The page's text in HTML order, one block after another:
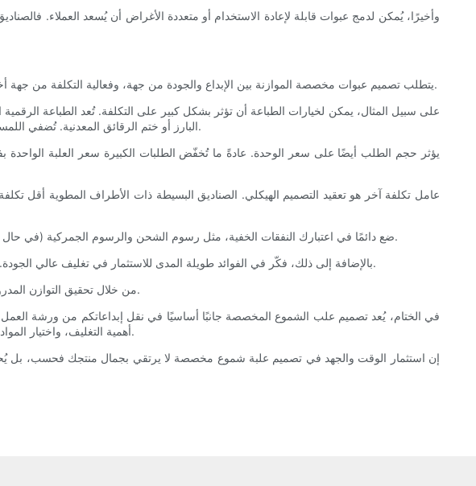
وأخيرًا، يُمكن لدمج عبوات قابلة لإعادة الاستخدام أو متعددة الأغراض أن يُسعد العملاء.
يتطلب تصميم عبوات مخصصة الموازنة بين الإبداع والجودة من جهة، وفعالية التكلفة من جهة أخرى. يساعد تحديد ميزانيتك مبكرًا في اتخاذ قرارات مدروسة بشأن المواد وتقنيات الطباعة وتعقيدات العبوات وكميات الطلبات.
على سبيل المثال، يمكن لخيارات الطباعة أن تؤثر بشكل كبير على التكلفة. تُعد الطباعة الرقمية
البارز أو ختم الرقائق المعدنية. تُضفي اللمسات النهائية الخاصة فخامةً، ولكنها تزيد التكاليف أيضًا. قيّم ما إذا كانت القيمة المضافة تبرر التكلفة بناءً على السوق المستهدف.
يؤثر حجم الطلب أيضًا على سعر الوحدة. عادةً ما تُخفّض الطلبات الكبيرة سعر العلبة
عامل تكلفة آخر هو تعقيد التصميم الهيكلي. الصناديق البسيطة ذات الأطراف المطوية أقل
ضع دائمًا في اعتبارك النفقات الخفية، مثل رسوم الشحن والرسوم الجمركية (في حال الشراء دوليًا)، والنماذج الأولية، واحتمالية الهدر. اطلب عروض أسعار متعددة من موردين مختلفين، وراجع العينات قبل الالتزام.
بالإضافة إلى ذلك، فكّر في الفوائد طويلة المدى للاستثمار في تغليف عالي الجودة. فالعلب المتينة والجذابة تُقلل من تلف المنتج، وتُحسّن صورة العلامة التجارية، وتُعزز ولاء العملاء، مما يُؤثر إيجابًا على أرباحك.
من خلال تحقيق التوازن المدروس بين طموحات التصميم وحقائق التكلفة، يمكنك إنشاء صناديق شموع مخصصة تعمل على تعزيز منتجك دون الإضرار بالبنك.
في الختام، يُعد تصميم علب الشموع المخصصة جانبًا أساسيًا في نقل إبداعاتكم من ورشة العمل
أهمية التغليف، واختيار المواد المناسبة، ودمج العلامة التجارية بفعالية، وضمان الفعالية، وإدارة التكاليف، تُمهّدون الطريق لنجاح مشروع الشموع الخاص بكم.
إن استثمار الوقت والجهد في تصميم علبة شموع مخصصة لا يرتقي بجمال منتجك فحسب، بل